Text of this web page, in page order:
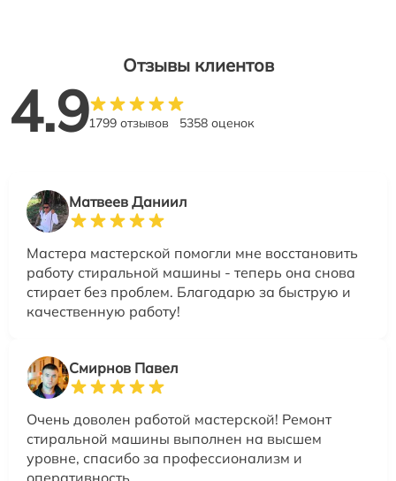
Отзывы клиентов
4.91799 отзывов 5358 оценок
Матвеев Даниил
Мастера мастерской помогли мне восстановить
работу стиральной машины - теперь она снова
стирает без проблем. Благодарю за быструю и
качественную работу!
Смирнов Павел
Очень доволен работой мастерской! Ремонт
стиральной машины выполнен на высшем
уровне, спасибо за профессионализм и
оперативность.